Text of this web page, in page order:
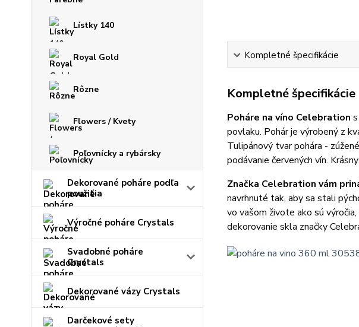
Lístky 140
Royal Gold
Rôzne
Flowers / Kvety
Poľovnícky a rybársky
Dekorované poháre podľa
použitia
Výročné poháre Crystals
Svadobné poháre
Crystals
Dekorované vázy Crystals
Darčekové sety
Kompletné špecifikácie
Kompletné špecifikácie
Poháre na víno Celebration
povlaku. Pohár je výrobený z
Tulipánový tvar pohára -
podávanie červených vín.
Značka Celebration vám
navrhnuté tak, aby sa stali
vo vašom živote ako sú
dekorovanie skla značky